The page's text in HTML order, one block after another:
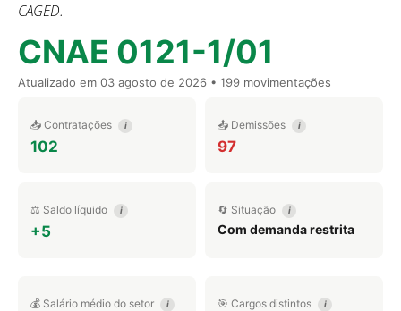
CAGED.
CNAE 0121-1/01
Atualizado em 03 agosto de 2026 • 199 movimentações
📥 Contratações i
102
📤 Demissões i
97
⚖️ Saldo líquido i
+5
🔄 Situação i
Com demanda restrita
💰 Salário médio do setor i 🎯 Cargos distintos i